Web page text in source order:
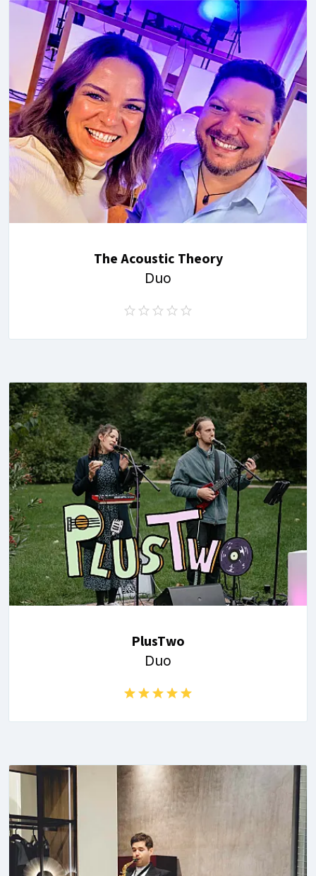
The Acoustic Theory
Duo
PlusTwo
Duo